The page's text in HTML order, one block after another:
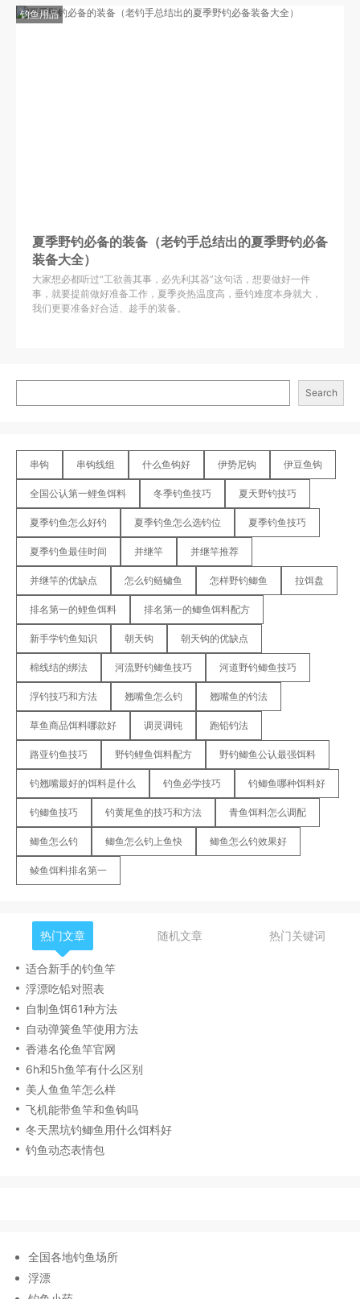
看法或许对其他钓友还是有点帮助的！
钓鱼用品
夏季野钓必备的装备（老钓手总结出的夏季野钓必备
装备大全）
大家想必都听过“工欲善其事，必先利其器”这句话，想要做好一件
事，就要提前做好准备工作，夏季炎热温度高，垂钓难度本身就大，
我们更要准备好合适、趁手的装备。
Search
串钩 串钩线组 什么鱼钩好 伊势尼钩 伊豆鱼钩
全国公认第一鲤鱼饵料 冬季钓鱼技巧 夏天野钓技巧
夏季钓鱼怎么好钓 夏季钓鱼怎么选钓位 夏季钓鱼技巧
夏季钓鱼最佳时间 并继竿 并继竿推荐
并继竿的优缺点 怎么钓鲢鳙鱼 怎样野钓鲫鱼 拉饵盘
排名第一的鲤鱼饵料 排名第一的鲫鱼饵料配方
新手学钓鱼知识 朝天钩 朝天钩的优缺点
棉线结的绑法 河流野钓鲫鱼技巧 河道野钓鲫鱼技巧
浮钓技巧和方法 翘嘴鱼怎么钓 翘嘴鱼的钓法
草鱼商品饵料哪款好 调灵调钝 跑铅钓法
路亚钓鱼技巧 野钓鲤鱼饵料配方 野钓鲫鱼公认最强饵料
钓翘嘴最好的饵料是什么 钓鱼必学技巧 钓鲫鱼哪种饵料好
钓鲫鱼技巧 钓黄尾鱼的技巧和方法 青鱼饵料怎么调配
鲫鱼怎么钓 鲫鱼怎么钓上鱼快 鲫鱼怎么钓效果好
鲮鱼饵料排名第一
热门文章 随机文章 热门关键词
适合新手的钓鱼竿
浮漂吃铅对照表
自制鱼饵61种方法
自动弹簧鱼竿使用方法
香港名伦鱼竿官网
6h和5h鱼竿有什么区别
美人鱼鱼竿怎么样
飞机能带鱼竿和鱼钩吗
冬天黑坑钓鲫鱼用什么饵料好
钓鱼动态表情包
全国各地钓鱼场所
浮漂